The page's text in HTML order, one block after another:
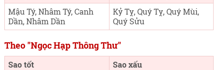
Mậu Tý, Nhâm Tý, Canh
Dần, Nhâm Dần
Kỷ Tỵ, Quý Tỵ, Quý Mùi,
Quý Sửu
Theo "Ngọc Hạp Thông Thư"
Sao tốt
Sao xấu